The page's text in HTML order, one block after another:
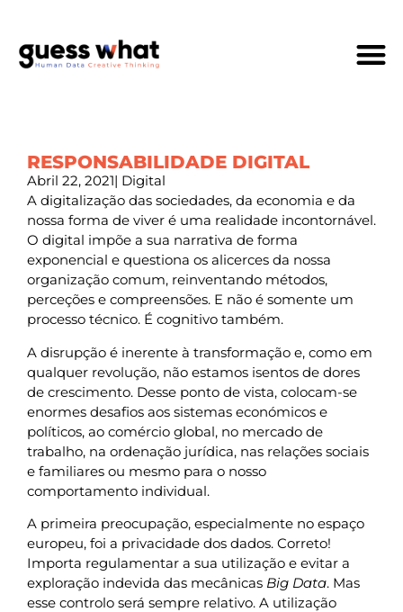
RESPONSABILIDADE DIGITAL
Abril 22, 2021| Digital
A digitalização das sociedades, da economia e da
nossa forma de viver é uma realidade incontornável.
O digital impõe a sua narrativa de forma
exponencial e questiona os alicerces da nossa
organização comum, reinventando métodos,
perceções e compreensões. E não é somente um
processo técnico. É cognitivo também.
A disrupção é inerente à transformação e, como em
qualquer revolução, não estamos isentos de dores
de crescimento. Desse ponto de vista, colocam-se
enormes desafios aos sistemas económicos e
políticos, ao comércio global, no mercado de
trabalho, na ordenação jurídica, nas relações sociais
e familiares ou mesmo para o nosso
comportamento individual.
A primeira preocupação, especialmente no espaço
europeu, foi a privacidade dos dados. Correto!
Importa regulamentar a sua utilização e evitar a
exploração indevida das mecânicas Big Data. Mas
esse controlo será sempre relativo. A utilização